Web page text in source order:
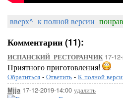
вверх^ к полной версии
Комментарии (11):
ИСПАНСКИЙ_РЕСТОРАНЧИК17-
Приятного приготовления!
Обратиться - Ответить - К полной
Mjja 17-12-2019-14:00 удалить